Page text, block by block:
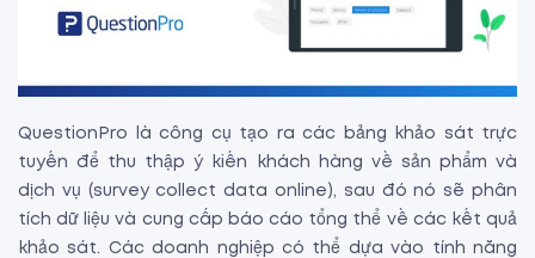
QuestionPro là công cụ tạo ra các bảng khảo sát trực
tuyến để thu thập ý kiến khách hàng về sản phẩm và
dịch vụ (survey collect data online), sau đó nó sẽ phân
tích dữ liệu và cung cấp báo cáo tổng thể về các kết quả
khảo sát. Các doanh nghiệp có thể dựa vào tính năng